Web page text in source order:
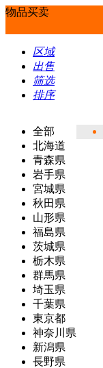
物品买卖
区域
出售
筛选
排序
全部
北海道
青森県
岩手県
宮城県
秋田県
山形県
福島県
茨城県
栃木県
群馬県
埼玉県
千葉県
東京都
神奈川県
新潟県
長野県